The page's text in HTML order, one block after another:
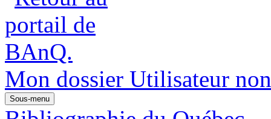
Mon dossier Utilisateur
Sous-menu